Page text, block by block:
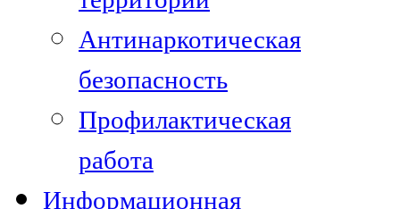
Антинаркотическая
безопасность
Профилактическая
работа
Информационная